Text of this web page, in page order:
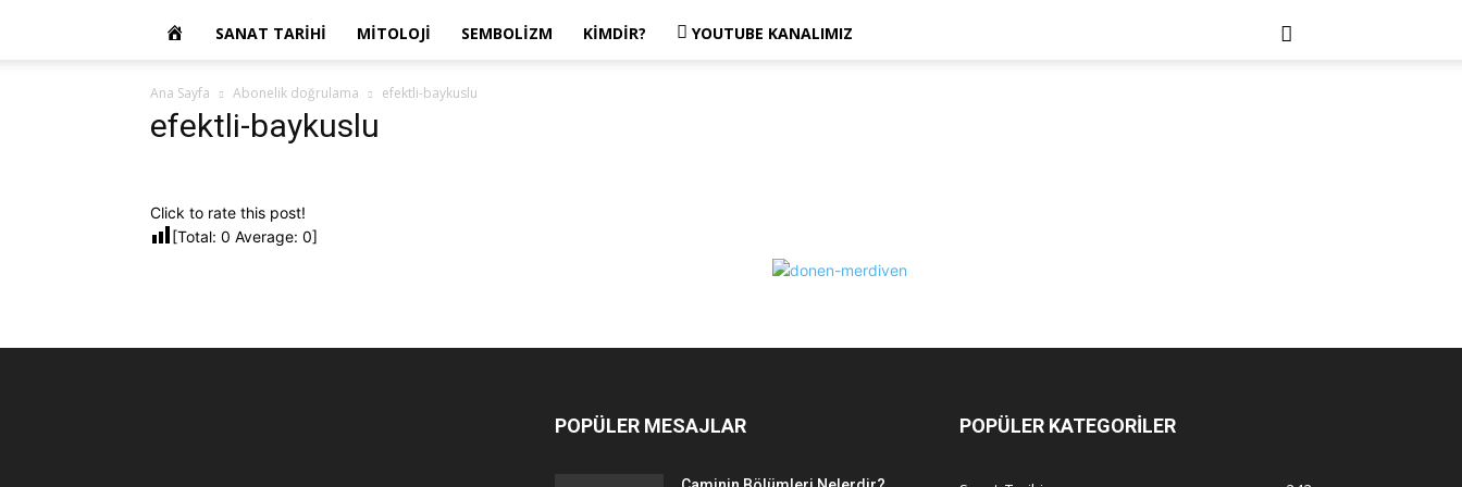
OKUR
YAZARIM
SANAT TARIHI MITOLOJI SEMBOLIZM KIMDIR? YOUTUBE KANALIMIZ
Ana Sayfa Abonelik doğrulama efektli-baykuslu
efektli-baykuslu
Click to rate this post!
[Total: 0 Average: 0]
POPÜLER MESAJLAR POPÜLER KATEGORİLER